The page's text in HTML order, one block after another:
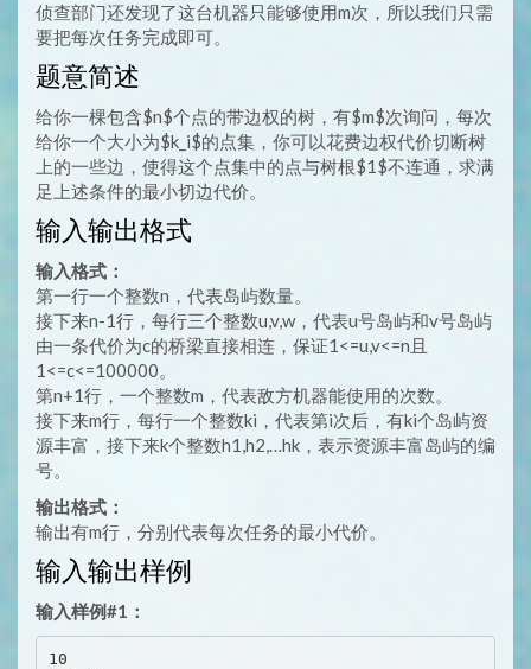
侦查部门还发现了这台机器只能够使用m次，所以我们只需
要把每次任务完成即可。
题意简述
给你一棵包含$n$个点的带边权的树，有$m$次询问，每次
给你一个大小为$k_i$的点集，你可以花费边权代价切断树
上的一些边，使得这个点集中的点与树根$1$不连通，求满
足上述条件的最小切边代价。
输入输出格式
输入格式：
第一行一个整数n，代表岛屿数量。
接下来n-1行，每行三个整数u,v,w，代表u号岛屿和v号岛屿
由一条代价为c的桥梁直接相连，保证1<=u,v<=n且
1<=c<=100000。
第n+1行，一个整数m，代表敌方机器能使用的次数。
接下来m行，每行一个整数ki，代表第i次后，有ki个岛屿资
源丰富，接下来k个整数h1,h2,…hk，表示资源丰富岛屿的编
号。
输出格式：
输出有m行，分别代表每次任务的最小代价。
输入输出样例
输入样例#1：
10